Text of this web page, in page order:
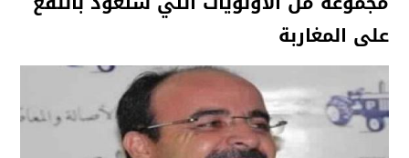
على المغاربة